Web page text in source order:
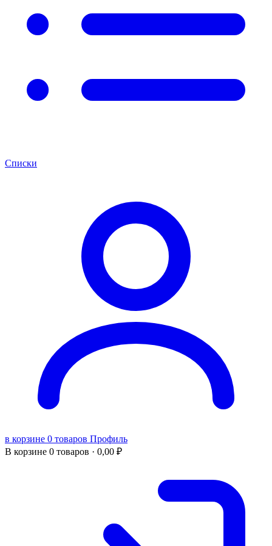
Списки
в корзине 0 товаров Профиль
В корзине 0 товаров · 0,00 ₽